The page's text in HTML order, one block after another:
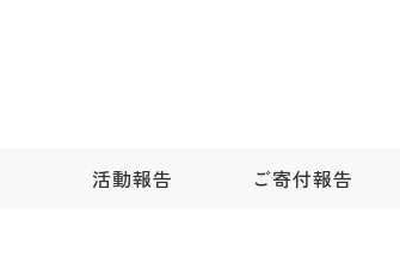
活動報告 ご寄付報告